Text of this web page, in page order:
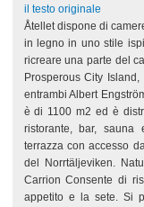
il testo originale
Åtellet dispone di
in legno in uno stile
ricreare una parte del
Prosperous City
entrambi Albert
è di 1100 m2 ed è
ristorante, bar, sauna
terrazza con accesso
del Norrtäljeviken.
Carrion Consente di
appetito e la sete. Si